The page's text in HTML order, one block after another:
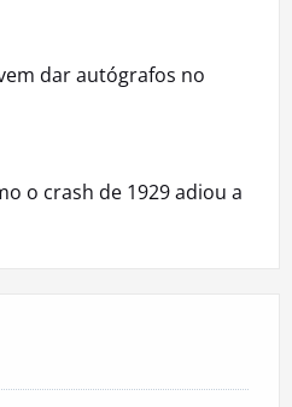
dar autógrafos no
o crash de 1929 adiou a